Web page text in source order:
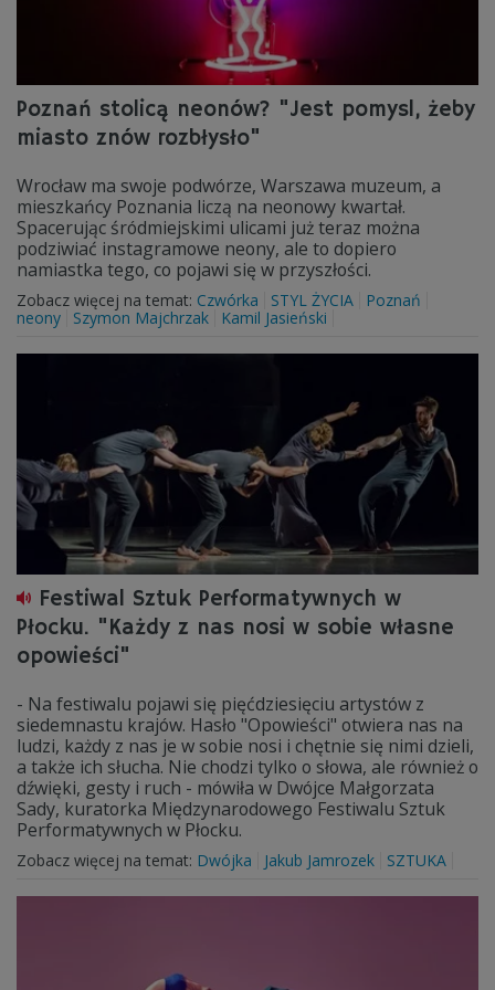
Poznań stolicą neonów? "Jest pomysl, żeby
miasto znów rozbłysło"
Wrocław ma swoje podwórze, Warszawa muzeum, a
mieszkańcy Poznania liczą na neonowy kwartał.
Spacerując śródmiejskimi ulicami już teraz można
podziwiać instagramowe neony, ale to dopiero
namiastka tego, co pojawi się w przyszłości.
Zobacz więcej na temat: Czwórka STYL ŻYCIA
Poznań
neony
Szymon Majchrzak Kamil Jasieński
Festiwal Sztuk Performatywnych w
Płocku. "Każdy z nas nosi w sobie własne
opowieści"
- Na festiwalu pojawi się pięćdziesięciu artystów z
siedemnastu krajów. Hasło "Opowieści" otwiera nas na
ludzi, każdy z nas je w sobie nosi i chętnie się nimi dzieli,
a także ich słucha. Nie chodzi tylko o słowa, ale również o
dźwięki, gesty i ruch - mówiła w Dwójce Małgorzata
Sady, kuratorka Międzynarodowego Festiwalu Sztuk
Performatywnych w Płocku.
Zobacz więcej na temat: Dwójka Jakub Jamrozek SZTUKA